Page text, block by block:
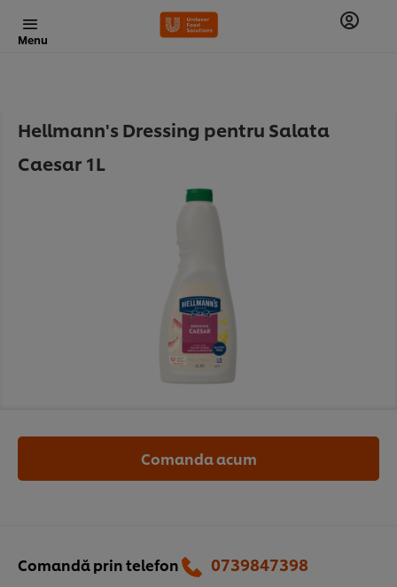
Menu
Hellmann's Dressing pentru Salata
Caesar 1L
Comanda acum
Comandă prin telefon 0739847398‬